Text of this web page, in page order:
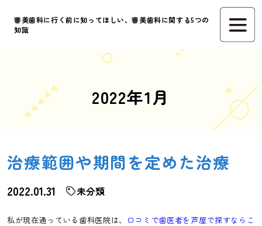
審美歯科に行く前に知ってほしい、審美歯科に関する5つの
知識
2022年1月
治療範囲や期間を定めた治療
2022.01.31 未分類
私が現在通っている歯科医院は、
口コミで歯医者を芦屋で探すならこ